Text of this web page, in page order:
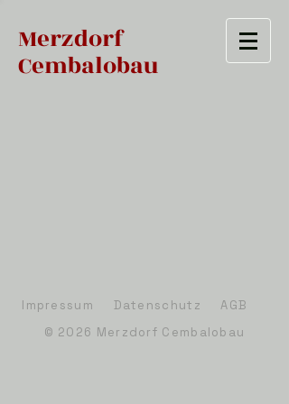
Merzdorf
Cembalobau
Impressum
Datenschutz AGB
© 2026 Merzdorf Cembalobau